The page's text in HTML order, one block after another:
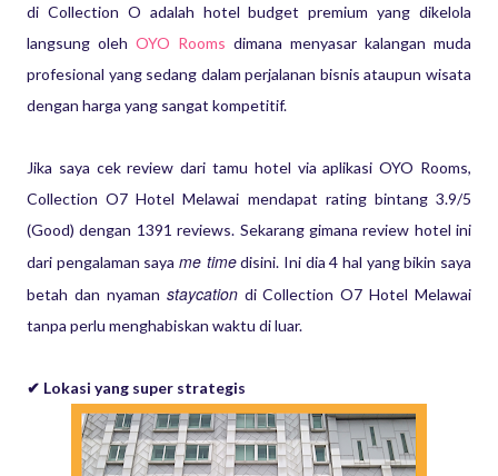
di Collection O adalah hotel budget premium yang dikelola
langsung oleh OYO Rooms dimana menyasar kalangan muda
profesional yang sedang dalam perjalanan bisnis ataupun wisata
dengan harga yang sangat kompetitif.
Jika saya cek review dari tamu hotel via aplikasi OYO Rooms,
Collection O7 Hotel Melawai mendapat rating bintang 3.9/5
(Good) dengan 1391 reviews. Sekarang gimana review hotel ini
dari pengalaman saya me timedisini. Ini dia 4 hal yang bikin saya
betah dan nyaman staycationdi Collection O7 Hotel Melawai
tanpa perlu menghabiskan waktu di luar.
✔ Lokasi yang super strategis